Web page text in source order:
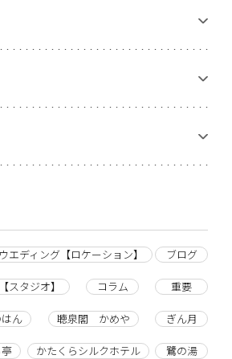
エディング【ロケーション】 ブログ
スタジオ】 コラム 重要
ん 聴泉閣 かめや ぎん月
かたくらシルクホテル 鷺の湯